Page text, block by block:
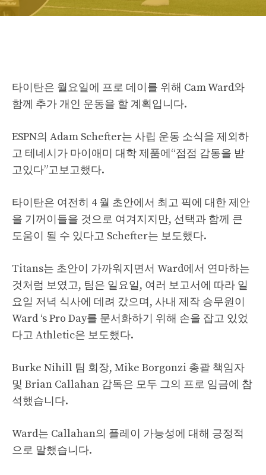
타이탄은 월요일에 프로 데이를 위해 Cam Ward와
함께 추가 개인 운동을 할 계획입니다.
ESPN의 Adam Schefter는 사립 운동 소식을 제외하
고 테네시가 마이애미 대학 제품에“점점 감동을 받
고있다”고보고했다.
타이탄은 여전히 ​​4 월 초안에서 최고 픽에 대한 제안
을 기꺼이들을 것으로 여겨지지만, 선택과 함께 큰
도움이 될 수 있다고 Schefter는 보도했다.
Titans는 초안이 가까워지면서 Ward에서 연마하는
것처럼 보였고, 팀은 일요일, 여러 보고서에 따라 일
요일 저녁 식사에 데려 갔으며, 사내 제작 승무원이
Ward ‘s Pro Day를 문서화하기 위해 손을 잡고 있었
다고 Athletic은 보도했다.
Burke Nihill 팀 회장, Mike Borgonzi 총괄 책임자
및 Brian Callahan 감독은 모두 그의 프로 임금에 참
석했습니다.
Ward는 Callahan의 플레이 가능성에 대해 긍정적
으로 말했습니다.